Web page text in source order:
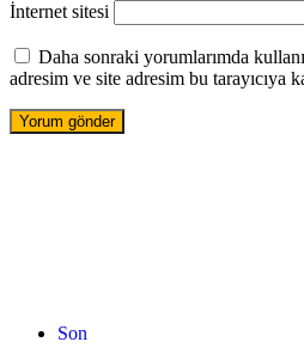
İnternet sitesi
Daha sonraki yorumlarımda
adresim ve site adresim bu tarayıcıya
Son